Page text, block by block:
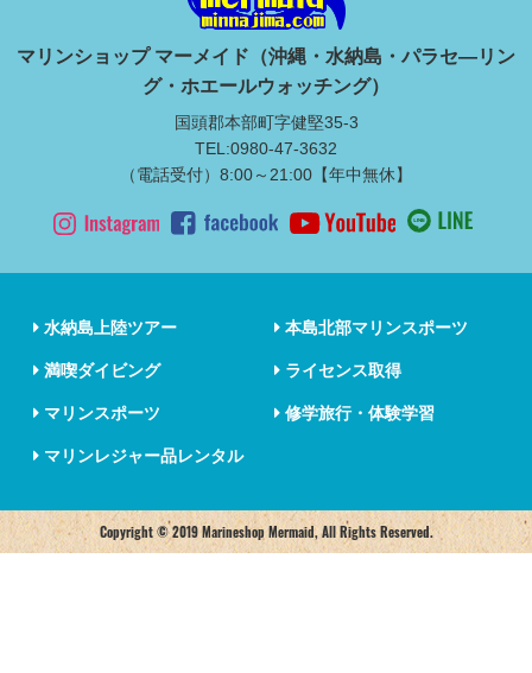
マリンショップ マーメイド（沖縄・水納島・パラセ―リン
グ・ホエールウォッチング）
国頭郡本部町字健堅35-3
TEL:0980-47-3632
（電話受付）8:00～21:00【年中無休】
水納島上陸ツアー 本島北部マリンスポーツ
満喫ダイビング ライセンス取得
マリンスポーツ 修学旅行・体験学習
マリンレジャー品レンタル
Copyright © 2019 Marineshop Mermaid, All Rights Reserved.